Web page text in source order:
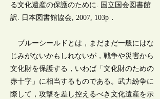
る文化遺産の保護のために. 国立国会図書館
訳. 日本図書館協会, 2007, 103p．
ブルーシールドとは，まだまだ一般にはな
じみがないかもしれないが，戦争や災害から
文化財を保護する，いわば「文化財のための
赤十字」に相当するものである。武力紛争に
際して，攻撃を差し控えるべき文化遺産を示